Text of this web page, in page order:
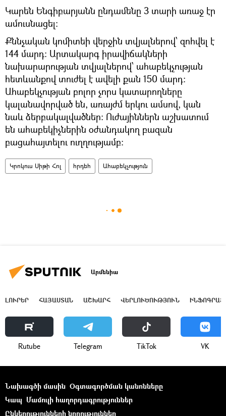
Կարեն Ենգիբարյանն ընդամենը 3 տարի առաջ էր
ամուսնացել։
Քննչական կոմիտեի վերջին տվյալներով՝ զոհվել է
144 մարդ։ Արտակարգ իրավիճակների
նախարարության տվյալներով՝ ահաբեկչության
հետևանքով տուժել է ավելի քան 150 մարդ:
Ահաբեկչության բոլոր չորս կատարողները
կալանավորված են, առայժմ երկու ամսով, կան
նաև ձերբակալվածներ: Ուժայիններն աշխատում
են ահաբեկիչներին օժանդակող բազան
բացահայտելու ուղղությամբ։
Կրոկուս Սիթի Հոլ հրդեհ Ահաբեկչություն
Արմենիա
ԼՈՒՐԵՐ ՀԱՅԱՍՏԱՆ ԱՇԽԱՐՀ ՎԵՐԼՈՒԾՈՒԹՅՈՒՆ
Rutube Telegram ТikТоk VK
Նախագծի մասին Օգտագործման կանոնները
Կապ Մամուլի հաղորդագրություններ
Ընկերությունների նորություններ